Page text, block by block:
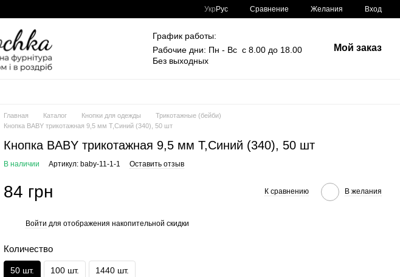
Укр Рус Сравнение Желания Вход
График работы:
Рабочие дни: Пн - Вс с 8.00 до 18.00
Без выходных
Мой заказ
Главная Каталог Кнопки для одежды
Трикотажные (бейби)
Кнопка BABY трикотажная 9,5 мм Т,Синий (340), 50 шт
Кнопка BABY трикотажная 9,5 мм Т,Синий (340), 50 шт
В наличии Артикул: baby-11-1-1 Оставить отзыв
84 грн К сравнению В желания
Войти для отображения накопительной скидки
Количество
50 шт. 100 шт. 1440 шт.